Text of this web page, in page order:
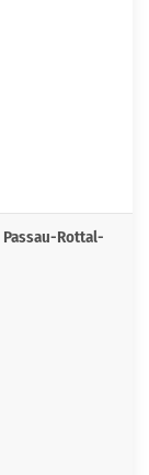
Rottal-